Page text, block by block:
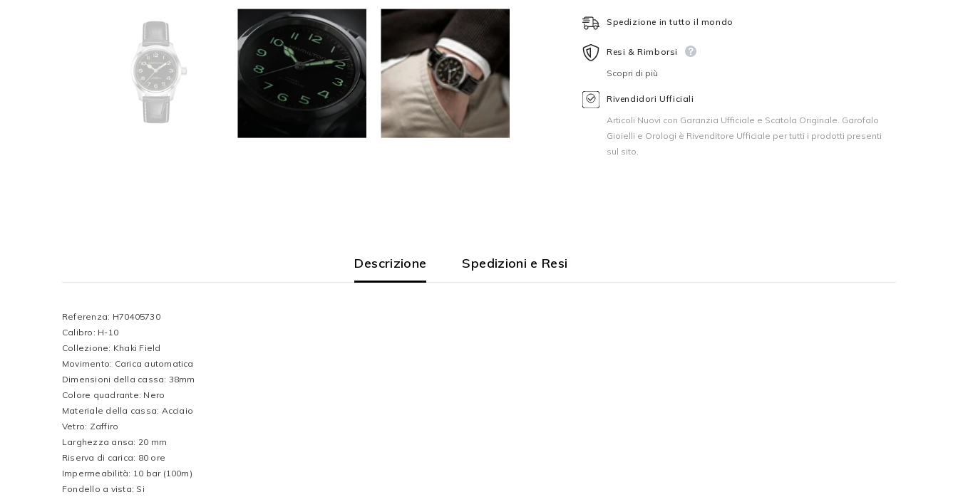
Spedizione in tutto il mondo
Resi & Rimborsi
Scopri di più
Rivendidori Ufficiali
Articoli Nuovi con Garanzia Ufficiale e Scatola Originale. Garofalo
Gioielli e Orologi è Rivenditore Ufficiale per tutti i prodotti presenti
sul sito.
Descrizione Spedizioni e Resi
Referenza: H70405730
Calibro: H-10
Collezione: Khaki Field
Movimento: Carica automatica
Dimensioni della cassa: 38mm
Colore quadrante: Nero
Materiale della cassa: Acciaio
Vetro: Zaffiro
Larghezza ansa: 20 mm
Riserva di carica: 80 ore
Impermeabilità: 10 bar (100m)
Fondello a vista: Si